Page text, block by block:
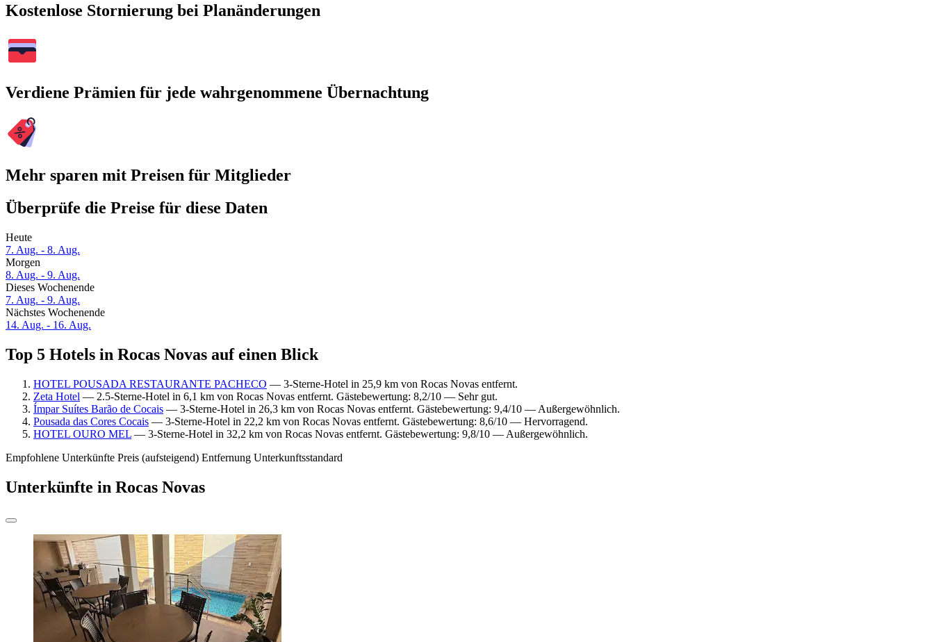
Kostenlose Stornierung bei Planänderungen
Verdiene Prämien für jede wahrgenommene Übernachtung
Mehr sparen mit Preisen für Mitglieder
Überprüfe die Preise für diese Daten
Heute
7. Aug. - 8. Aug.
Morgen
8. Aug. - 9. Aug.
Dieses Wochenende
7. Aug. - 9. Aug.
Nächstes Wochenende
14. Aug. - 16. Aug.
Top 5 Hotels in Rocas Novas auf einen Blick
HOTEL POUSADA RESTAURANTE PACHECO — 3-Sterne-Hotel in 25,9 km von Rocas Novas entfernt.
Zeta Hotel — 2.5-Sterne-Hotel in 6,1 km von Rocas Novas entfernt. Gästebewertung: 8,2/10 — Sehr gut.
Ímpar Suítes Barão de Cocais — 3-Sterne-Hotel in 26,3 km von Rocas Novas entfernt. Gästebewertung: 9,4/10 — Außergewöhnlich.
Pousada das Cores Cocais — 3-Sterne-Hotel in 22,2 km von Rocas Novas entfernt. Gästebewertung: 8,6/10 — Hervorragend.
HOTEL OURO MEL — 3-Sterne-Hotel in 32,2 km von Rocas Novas entfernt. Gästebewertung: 9,8/10 — Außergewöhnlich.
Empfohlene Unterkünfte Preis (aufsteigend) Entfernung Unterkunftsstandard
Unterkünfte in Rocas Novas